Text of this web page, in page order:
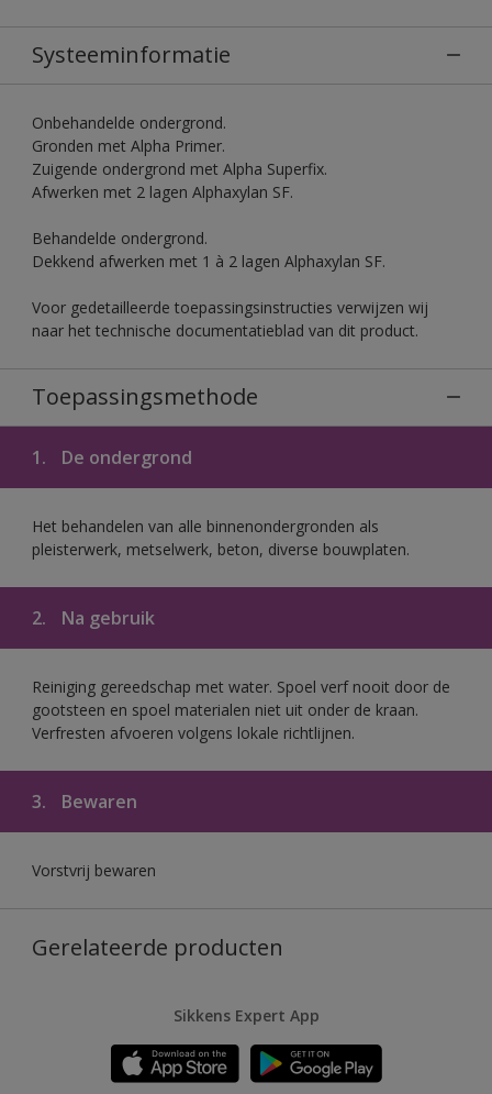
Systeeminformatie
Onbehandelde ondergrond.
Gronden met Alpha Primer.
Zuigende ondergrond met Alpha Superfix.
Afwerken met 2 lagen Alphaxylan SF.
Behandelde ondergrond.
Dekkend afwerken met 1 à 2 lagen Alphaxylan SF.
Voor gedetailleerde toepassingsinstructies verwijzen wij
naar het technische documentatieblad van dit product.
Toepassingsmethode
1. De ondergrond
Het behandelen van alle binnenondergronden als
pleisterwerk, metselwerk, beton, diverse bouwplaten.
2. Na gebruik
Reiniging gereedschap met water. Spoel verf nooit door de
gootsteen en spoel materialen niet uit onder de kraan.
Verfresten afvoeren volgens lokale richtlijnen.
3. Bewaren
Vorstvrij bewaren
Gerelateerde producten
Sikkens Expert App